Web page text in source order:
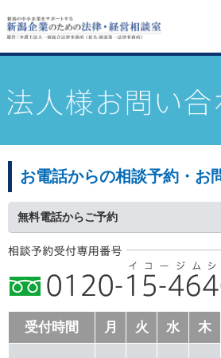
お電話からの相談予約・お
無料電話からご予約
受付時間 月 火 水 木